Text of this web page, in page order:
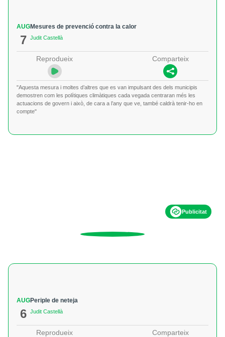
AUG
7
Mesures de prevenció contra la calor
Judit Castellà
Reprodueix Comparteix
"Aquesta mesura i moltes d’altres que es van impulsant des dels municipis
demostren com les polítiques climàtiques cada vegada centraran més les
actuacions de govern i això, de cara a l’any que ve, també caldrà tenir-ho en
compte"
Publicitat
AUG
6
Periple de neteja
Judit Castellà
Reprodueix Comparteix